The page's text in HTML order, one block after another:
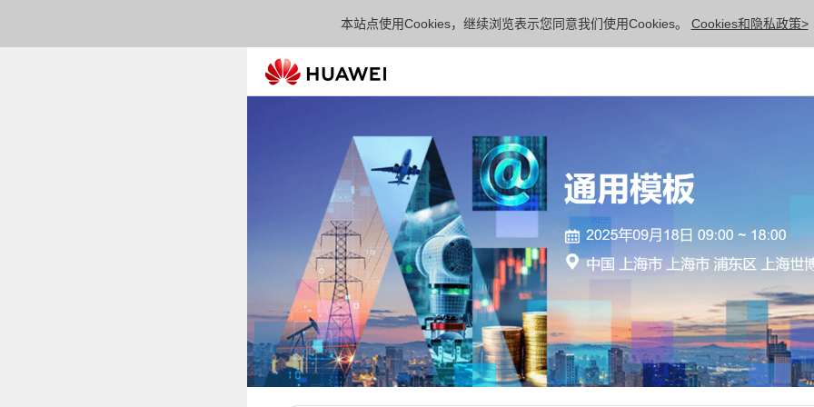
本站点使用Cookies，继续浏览表示您同意我们使用Cookies。 Cookies和隐私政策>